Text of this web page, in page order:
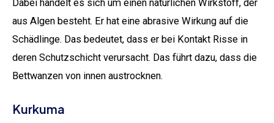
Dabei handelt es sich um einen natürlichen Wirkstoff, der
aus Algen besteht. Er hat eine abrasive Wirkung auf die
Schädlinge. Das bedeutet, dass er bei Kontakt Risse in
deren Schutzschicht verursacht. Das führt dazu, dass die
Bettwanzen von innen austrocknen.
Kurkuma